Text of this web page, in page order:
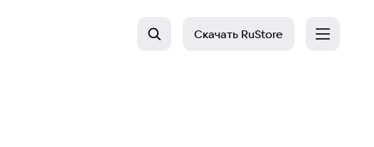
Скачать RuStore